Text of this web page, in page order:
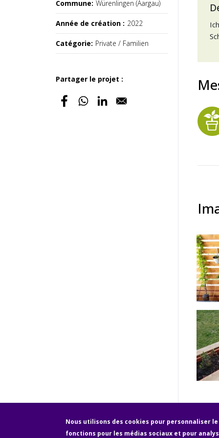
Commune: Würenlingen (Aargau)
Année de création : 2022
Catégorie: Private / Familien
Partager le projet :
Nous utilisons des cookies pour personnaliser
fonctions pour les médias sociaux et pour